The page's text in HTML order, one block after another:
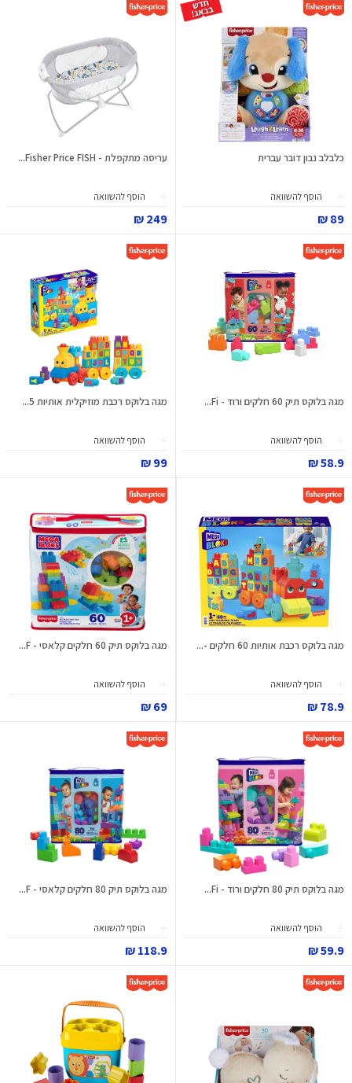
כלבלב נבון דובר עברית
הוסף להשוואה
89 ₪
עריסה מתקפלת - Fisher Price FISH...
הוסף להשוואה
249 ₪
מגה בלוקס תיק 60 חלקים ורוד - Fi...
הוסף להשוואה
58.9 ₪
מגה בלוקס רכבת מוזיקלית אותיות 5...
הוסף להשוואה
99 ₪
מגה בלוקס רכבת אותיות 60 חלקים -...
הוסף להשוואה
78.9 ₪
מגה בלוקס תיק 60 חלקים קלאסי - F...
הוסף להשוואה
69 ₪
מגה בלוקס תיק 80 חלקים ורוד - Fi...
הוסף להשוואה
59.9 ₪
מגה בלוקס תיק 80 חלקים קלאסי - F...
הוסף להשוואה
118.9 ₪